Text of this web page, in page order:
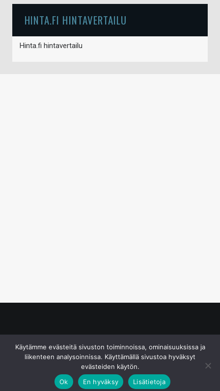
HINTA.FI HINTAVERTAILU
Hinta.fi hintavertailu
Käytämme evästeitä sivuston toiminnoissa, ominaisuuksissa ja
liikenteen analysoinnissa. Käyttämällä sivustoa hyväksyt
evästeiden käytön.
Ok
En hyväksy Lisätietoja